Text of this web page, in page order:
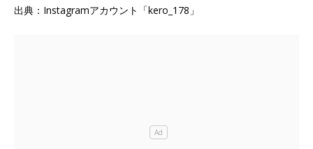
出典：Instagramアカウント「kero_178」